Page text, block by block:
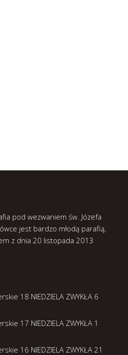
pod wezwaniem św. Józefa
jest bardzo młodą parafią,
z dnia 20 listopada 2013
18 NIEDZIELA ZWYKŁA 6
17 NIEDZIELA ZWYKŁA 1
16 NIEDZIELA ZWYKŁA 21